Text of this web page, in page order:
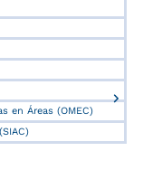
en Áreas (OMEC)